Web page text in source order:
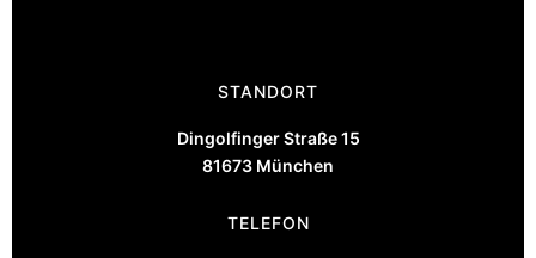
STANDORT
Dingolfinger Straße 15
81673 München
TELEFON